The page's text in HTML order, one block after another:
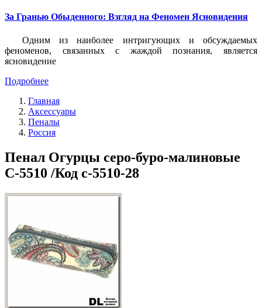
За Гранью Обыденного: Взгляд на Феномен Ясновидения
Одним из наиболее интригующих и обсуждаемых
феноменов, связанных с жаждой познания, является
ясновидение
Подробнее
Главная
Аксессуары
Пеналы
Россия
Пенал Огурцы серо-буро-малиновые
С-5510 /Код с-5510-28